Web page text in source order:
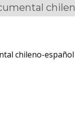
chileno-español